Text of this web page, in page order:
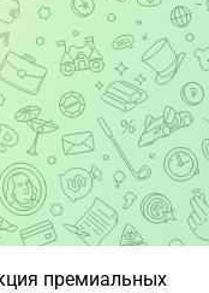
премиальных